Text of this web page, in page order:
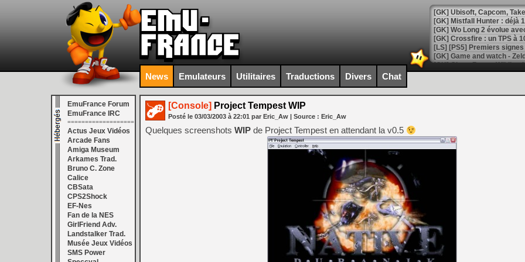
[GK] Mistfall Hunter : déjà
[GK] Wo Long 2 évolue
[GK] Crossfire : un TPS à
[LS] [PS5] Premiers
[Mo5] DOOM arrive en
[GK] Bethesda fête les 30
[GK] Roblox : l'action en
[GK] Agenda - GeForce
[LS] [PS5] ps5-y2jb-
[GK] Pourquoi Marvel
[GK] Test : Restory : Chill
[GK] GTA 6 : Rockstar
[GK] Hot Wheels Infinite
[GK] Mémoire cash -
[GK] Résultats Nintendo :
News Emulateurs Utilitaires Traductions Divers Chat
EmuFrance Forum
EmuFrance IRC
===================
Actus Jeux Vidéos
Arcade Fans
Amiga Museum
Arkames Trad.
Bruno C. Zone
Calice
CBSata
CPS2Shock
EF-Nes
Fan de la NES
GirlFriend Adv.
Landstalker Trad.
Musée Jeux Vidéos
SMS Power
[Console] Project Tempest WIP
Posté le 03/03/2003 à 22:01 par Eric_Aw | Source : Eric_Aw
Quelques screenshots WIP de Project Tempest en attendant la v0.5